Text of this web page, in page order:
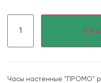
В
Часы настенные "ПРОМО"